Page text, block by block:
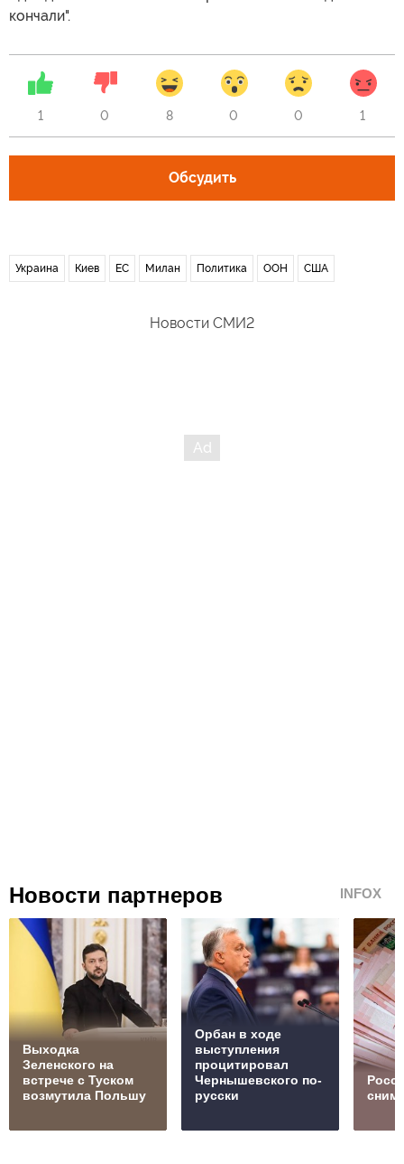
кончали".
1 0 8 0 0 1
Обсудить
Украина Киев ЕС Милан Политика ООН США
Новости СМИ2
Новости партнеров INFOX
Выходка
Зеленского на
встрече с Туском
возмутила Польшу
Орбан в ходе
выступления
процитировал
Чернышевского по-
русски